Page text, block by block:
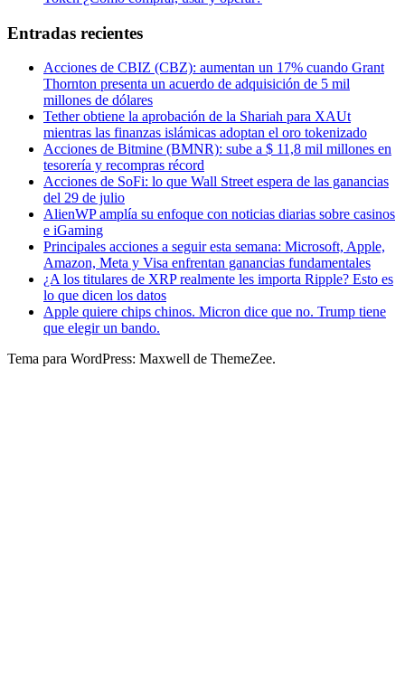
Entradas recientes
Acciones de CBIZ (CBZ): aumentan un 17% cuando Grant
Thornton presenta un acuerdo de adquisición de 5 mil
millones de dólares
Tether obtiene la aprobación de la Shariah para XAUt
mientras las finanzas islámicas adoptan el oro tokenizado
Acciones de Bitmine (BMNR): sube a $ 11,8 mil millones en
tesorería y recompras récord
Acciones de SoFi: lo que Wall Street espera de las ganancias
del 29 de julio
AlienWP amplía su enfoque con noticias diarias sobre casinos
e iGaming
Principales acciones a seguir esta semana: Microsoft, Apple,
Amazon, Meta y Visa enfrentan ganancias fundamentales
¿A los titulares de XRP realmente les importa Ripple? Esto es
lo que dicen los datos
Apple quiere chips chinos. Micron dice que no. Trump tiene
que elegir un bando.
Tema para WordPress: Maxwell de ThemeZee.